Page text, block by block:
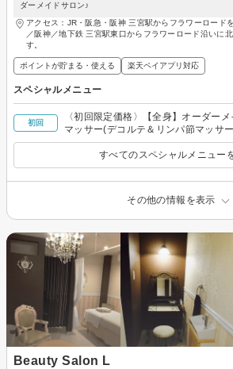
ダーメイドサロン♪
アクセス：JR・阪急・阪神 三宮駅からフラワーロード
／阪神／地下鉄 三宮駅東口からフラワーロード沿いに
す。
ポイントが貯まる・使える 楽天ペイアプリ対応
スペシャルメニュー
初回
〈初回限定価格〉【全身】オーダー
マッサー(デコルテ＆リンパ節マッサー
すべてのスペシャルメニュー
その他の情報を表示
Beauty Salon L